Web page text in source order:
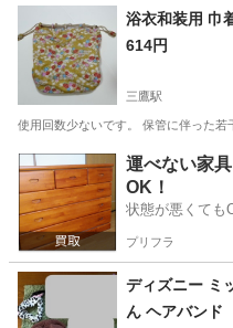
東京 三鷹市 三鷹駅 スカ
614円
三鷹駅
使用回数少ないです。 保管に伴った若
東京 三鷹市 三鷹駅 着物
運べない家
OK！
状態が悪くても
プリフラ
ディズニー ミッキー ボアキャップ 101匹わんちゃ
ん ヘアバンド